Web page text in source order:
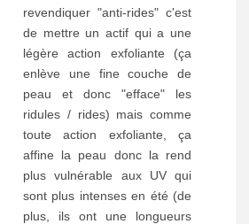
revendiquer "anti-rides" c'est
de mettre un actif qui a une
légère action exfoliante (ça
enlève une fine couche de
peau et donc "efface" les
ridules / rides) mais comme
toute action exfoliante, ça
affine la peau donc la rend
plus vulnérable aux UV qui
sont plus intenses en été (de
plus, ils ont une longueurs